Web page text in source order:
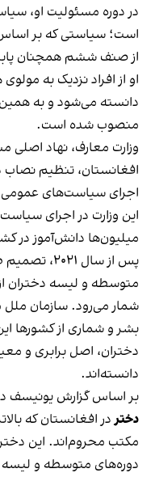
در دوره مسئولیت او،
است؛ سیاستی که بر اساس
از صنف ششم همچنان
او از افراد نزدیک به
دانسته می‌شود و به همین
منصوب شده است.
وزارت معارف، نهاد
افغانستان، تنظیم نصاب
اجرای سیاست‌های عمومی
این وزارت در اجرای
میلیون‌ها دانش‌آموز در
پس از سال
متوسطه و لیسه دختران
شمار می‌رود. سازمان ملل
بشر و شماری از کشورها
دختران، اصل برابری و
دانسته‌اند.
بر اساس گزارش یونیسف در سال ۲۰۲۵،
دختردر افغانستان که
مکتب محروم‌اند. این
دوره‌های متوسطه و لیسه